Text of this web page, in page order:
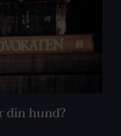
din hund?